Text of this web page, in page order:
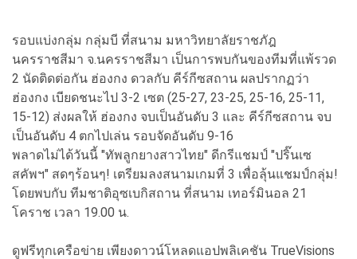
รอบแบ่งกลุ่ม กลุ่มบี ที่สนาม มหาวิทยาลัยราชภัฎ
นครราชสีมา จ.นครราชสีมา เป็นการพบกันของทีมที่แพ้รวด
2 นัดติดต่อกัน ฮ่องกง ดวลกับ คีร์กีซสถาน ผลปรากฏว่า
ฮ่องกง เบียดชนะไป 3-2 เซต (25-27, 23-25, 25-16, 25-11,
15-12) ส่งผลให้ ฮ่องกง จบเป็นอันดับ 3 และ คีร์กีซสถาน จบ
เป็นอันดับ 4 ตกไปเล่น รอบจัดอันดับ 9-16
พลาดไม่ได้วันนี้ "ทัพลูกยางสาวไทย" ดีกรีแชมป์ "ปริ๊นเซ
สคัพฯ" สดๆร้อนๆ! เตรียมลงสนามเกมที่ 3 เพื่อลุ้นแชมป์กลุ่ม!
โดยพบกับ ทีมชาติอุซเบกิสถาน ที่สนาม เทอร์มินอล 21
โคราช เวลา 19.00 น.
ดูฟรีทุกเครือข่าย เพียงดาวน์โหลดแอปพลิเคชัน TrueVisions